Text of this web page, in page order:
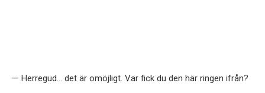
— Herregud… det är omöjligt. Var fick du den här ringen ifrån?